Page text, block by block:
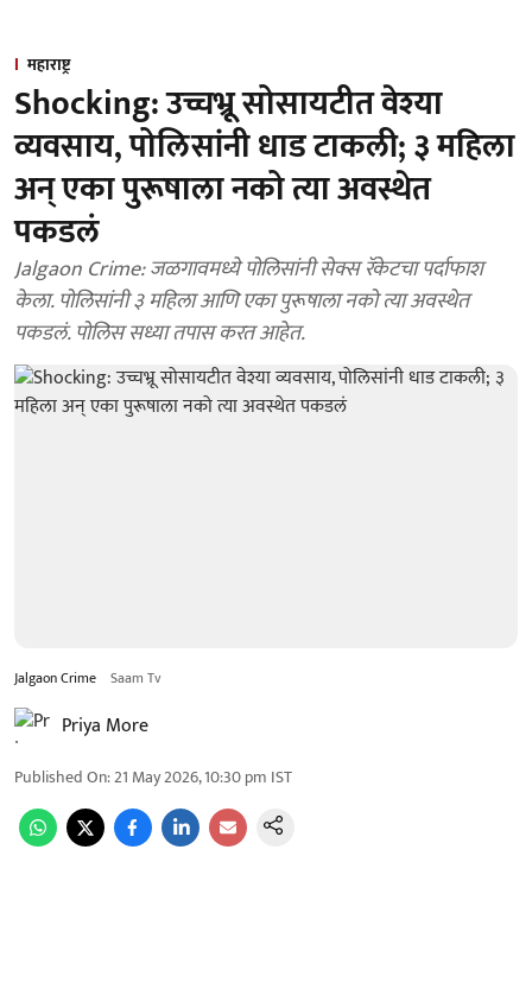
महाराष्ट्र
Shocking: उच्चभ्रू सोसायटीत वेश्या
व्यवसाय, पोलिसांनी धाड टाकली; ३ महिला
अन् एका पुरूषाला नको त्या अवस्थेत
पकडलं
Jalgaon Crime: जळगावमध्ये पोलिसांनी सेक्स रॅकेटचा पर्दाफाश
केला. पोलिसांनी ३ महिला आणि एका पुरूषाला नको त्या अवस्थेत
पकडलं. पोलिस सध्या तपास करत आहेत.
Jalgaon Crime Saam Tv
Priya More
Published On:21 May 2026, 10:30 pm IST